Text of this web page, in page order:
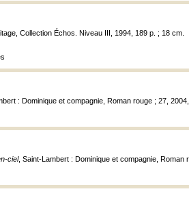
Collection Échos. Niveau III, 1994, 189 p. ; 18 cm.
: Dominique et compagnie, Roman rouge ; 27,
ciel, Saint-Lambert : Dominique et compagnie, Roman